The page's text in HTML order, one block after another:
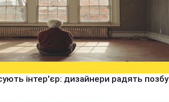
інтер'єр: дизайнери радять